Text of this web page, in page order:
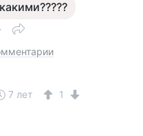
7 лет 1